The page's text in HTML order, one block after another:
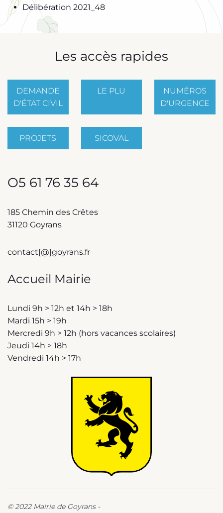
Délibération 2021_48
Les accès rapides
DEMANDE
D'ÉTAT CIVIL
LE PLU
NUMÉROS
D'URGENCE
PROJETS SICOVAL
O5 61 76 35 64
185 Chemin des Crêtes
31120 Goyrans
contact[@]goyrans.fr
Accueil Mairie
Lundi 9h > 12h et 14h > 18h
Mardi 15h > 19h
Mercredi 9h > 12h (hors vacances scolaires)
Jeudi 14h > 18h
Vendredi 14h > 17h
© 2022 Mairie de Goyrans -